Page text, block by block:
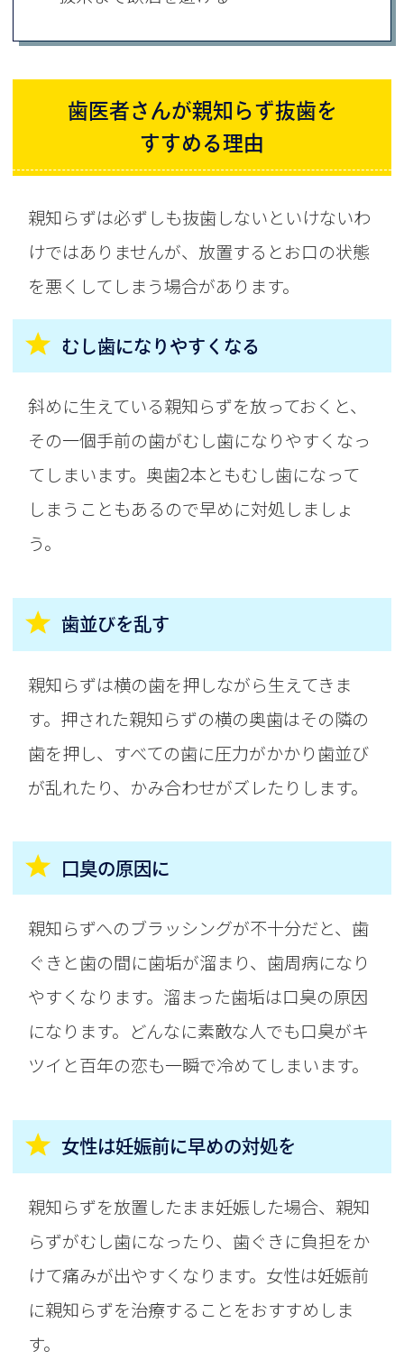
歯医者さんが親知らず抜歯を
すすめる理由
親知らずは必ずしも抜歯しないといけないわ
けではありませんが、放置するとお口の状態
を悪くしてしまう場合があります。
むし歯になりやすくなる
斜めに生えている親知らずを放っておくと、
その一個手前の歯がむし歯になりやすくなっ
てしまいます。奥歯2本ともむし歯になって
しまうこともあるので早めに対処しましょ
う。
歯並びを乱す
親知らずは横の歯を押しながら生えてきま
す。押された親知らずの横の奥歯はその隣の
歯を押し、すべての歯に圧力がかかり歯並び
が乱れたり、かみ合わせがズレたりします。
口臭の原因に
親知らずへのブラッシングが不十分だと、歯
ぐきと歯の間に歯垢が溜まり、歯周病になり
やすくなります。溜まった歯垢は口臭の原因
になります。どんなに素敵な人でも口臭がキ
ツイと百年の恋も一瞬で冷めてしまいます。
女性は妊娠前に早めの対処を
親知らずを放置したまま妊娠した場合、親知
らずがむし歯になったり、歯ぐきに負担をか
けて痛みが出やすくなります。女性は妊娠前
に親知らずを治療することをおすすめしま
す。